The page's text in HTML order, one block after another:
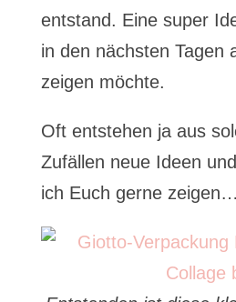
entstand. Eine super
in den nächsten Tagen
zeigen möchte.
Oft entstehen ja aus
Zufällen neue Ideen
ich Euch gerne zeigen…